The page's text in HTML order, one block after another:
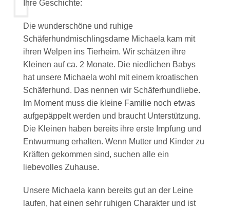
Ihre Geschichte:
Die wunderschöne und ruhige
Schäferhundmischlingsdame Michaela kam mit
ihren Welpen ins Tierheim. Wir schätzen ihre
Kleinen auf ca. 2 Monate. Die niedlichen Babys
hat unsere Michaela wohl mit einem kroatischen
Schäferhund. Das nennen wir Schäferhundliebe.
Im Moment muss die kleine Familie noch etwas
aufgepäppelt werden und braucht Unterstützung.
Die Kleinen haben bereits ihre erste Impfung und
Entwurmung erhalten. Wenn Mutter und Kinder zu
Kräften gekommen sind, suchen alle ein
liebevolles Zuhause.
Unsere Michaela kann bereits gut an der Leine
laufen, hat einen sehr ruhigen Charakter und ist